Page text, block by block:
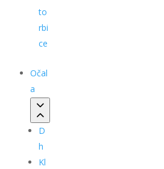
to
rbi
ce
Očal
a
D
h
Kl